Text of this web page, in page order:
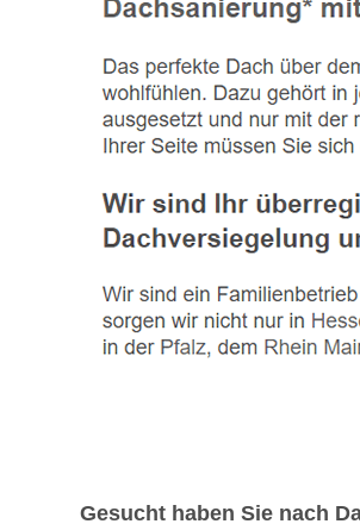
Gesucht haben Sie nach